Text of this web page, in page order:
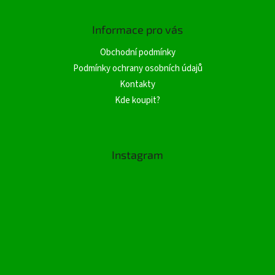
Informace pro vás
Obchodní podmínky
Podmínky ochrany osobních údajů
Kontakty
Kde koupit?
Instagram